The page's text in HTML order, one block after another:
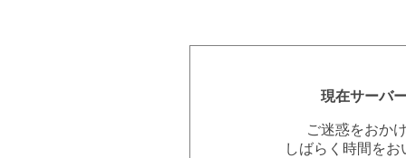
現在サーバ
ご迷惑をおか
しばらく時間を